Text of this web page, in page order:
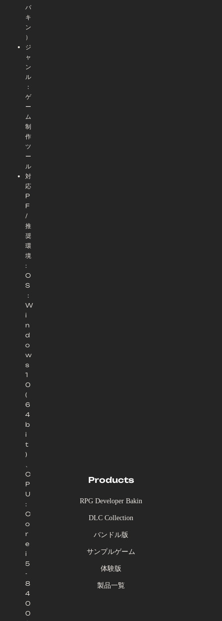
バ
キ
ン
）
ジ
ャ
ン
ル
：
ゲ
ー
ム
制
作
ツ
ー
ル
対
応
P
F
/
推
奨
環
境
:
O
S
：
W
i
n
d
o
w
s
1
0
(
6
4
b
i
t
)
、
C
P
U
:
C
o
r
e
i
5
-
8
4
0
0
Products
RPG Developer Bakin
DLC Collection
バンドル版
サンプルゲーム
体験版
製品一覧